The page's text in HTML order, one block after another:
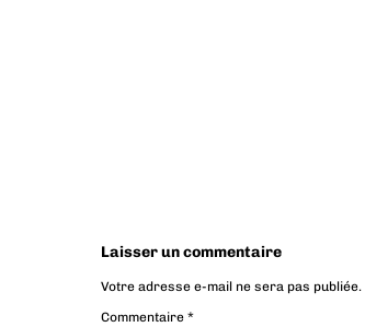
Laisser un commentaire
Votre adresse e-mail ne sera pas publiée.
Commentaire *